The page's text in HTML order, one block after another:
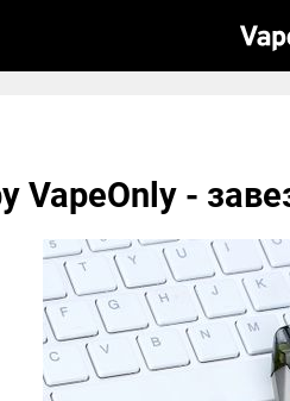
VapeOnly -